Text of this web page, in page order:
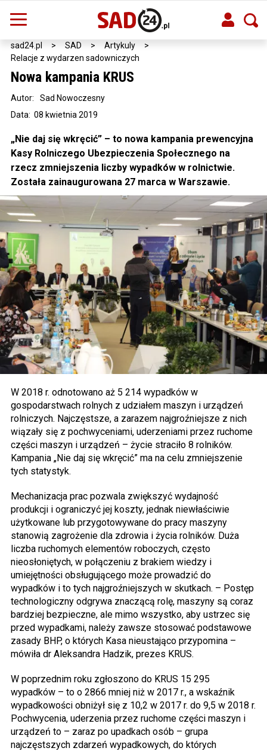
sad24.pl > SAD > Artykuly
>
Relacje z wydarzen sadowniczych
Nowa kampania KRUS
Data: 08 kwietnia 2019
Autor: Sad Nowoczesny
„Nie daj się wkręcić” – to nowa kampania prewencyjna
Kasy Rolniczego Ubezpieczenia Społecznego na
rzecz zmniejszenia liczby wypadków w rolnictwie.
Została zainaugurowana 27 marca w Warszawie.
W 2018 r. odnotowano aż 5 214 wypadków w
gospodarstwach rolnych z udziałem maszyn i urządzeń
rolniczych. Najczęstsze, a zarazem najgroźniejsze z nich
wiązały się z pochwyceniami, uderzeniami przez ruchome
części maszyn i urządzeń – życie straciło 8 rolników.
Kampania „Nie daj się wkręcić” ma na celu zmniejszenie
tych statystyk.
Mechanizacja prac pozwala zwiększyć wydajność
produkcji i ograniczyć jej koszty, jednak niewłaściwie
użytkowane lub przygotowywane do pracy maszyny
stanowią zagrożenie dla zdrowia i życia rolników. Duża
liczba ruchomych elementów roboczych, często
nieosłoniętych, w połączeniu z brakiem wiedzy i
umiejętności obsługującego może prowadzić do
wypadków i to tych najgroźniejszych w skutkach. – Postęp
technologiczny odgrywa znaczącą rolę, maszyny są coraz
bardziej bezpieczne, ale mimo wszystko, aby ustrzec się
przed wypadkami, należy zawsze stosować podstawowe
zasady BHP, o których Kasa nieustająco przypomina –
mówiła dr Aleksandra Hadzik, prezes KRUS.
W poprzednim roku zgłoszono do KRUS 15 295
wypadków – to o 2866 mniej niż w 2017 r., a wskaźnik
wypadkowości obniżył się z 10,2 w 2017 r. do 9,5 w 2018 r.
Pochwycenia, uderzenia przez ruchome części maszyn i
urządzeń to – zaraz po upadkach osób – grupa
najczęstszych zdarzeń wypadkowych, do których